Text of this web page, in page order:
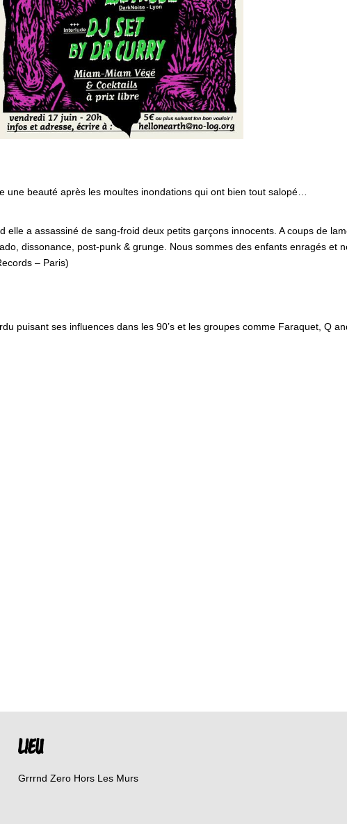
une beauté après les moultes inondations qui ont bien tout salopé…
elle a assassiné de sang-froid deux petits garçons innocents. A coups de
dissonance, post-punk & grunge. Nous sommes des enfants enragés et
– Paris)
puisant ses influences dans les 90’s et les groupes comme Faraquet, Q
LIEU
Grrrnd Zero Hors Les Murs